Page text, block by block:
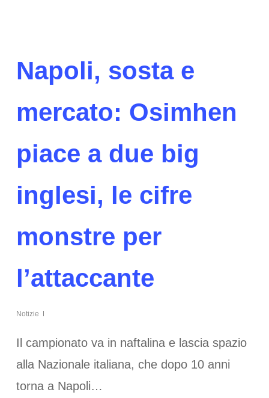
Napoli, sosta e
mercato: Osimhen
piace a due big
inglesi, le cifre
monstre per
l’attaccante
Notizie
Il campionato va in naftalina e lascia spazio
alla Nazionale italiana, che dopo 10 anni
torna a Napoli…